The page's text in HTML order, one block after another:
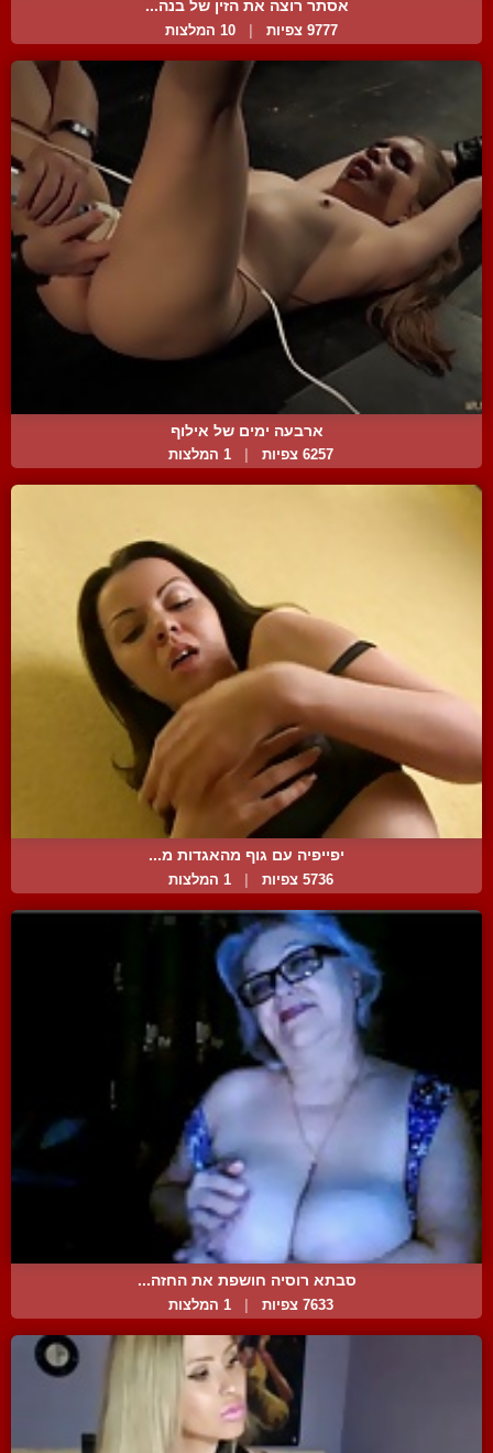
אסתר רוצה את הזין של בנה...
9777 צפיות 10 המלצות
ארבעה ימים של אילוף
6257 צפיות 1 המלצות
יפייפיה עם גוף מהאגדות מ...
5736 צפיות 1 המלצות
סבתא רוסיה חושפת את החזה...
7633 צפיות 1 המלצות